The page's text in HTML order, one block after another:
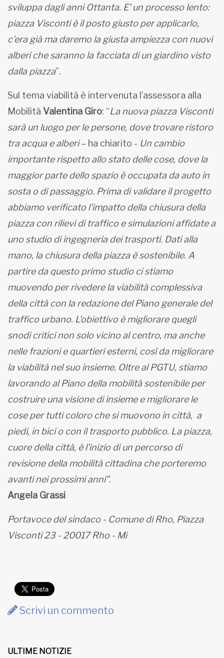
sviluppa dagli anni Ottanta. E’ un processo lento:
piazza Visconti è il posto giusto per applicarlo,
c’era già ma daremo la giusta ampiezza con nuovi
alberi che saranno la facciata di un giardino visto
dalla piazza”.
Sul tema viabilità è intervenuta l’assessora alla
Mobilità Valentina Giro: “La nuova piazza Visconti
sarà un luogo per le persone, dove trovare ristoro
tra acqua e alberi– ha chiarito - Un cambio
importante rispetto allo stato delle cose, dove la
maggior parte dello spazio è occupata da auto in
sosta o di passaggio. Prima di validare il progetto
abbiamo verificato l'impatto della chiusura della
piazza con rilievi di traffico e simulazioni affidate a
uno studio di ingegneria dei trasporti. Dati alla
mano, la chiusura della piazza è sostenibile. A
partire da questo primo studio ci stiamo
muovendo per rivedere la viabilità complessiva
della città con la redazione del Piano generale del
traffico urbano. L'obiettivo è migliorare quegli
snodi critici non solo vicino al centro, ma anche
nelle frazioni e quartieri esterni, così da migliorare
la viabilità nel suo insieme. Oltre al PGTU, stiamo
lavorando al Piano della mobilità sostenibile per
costruire una visione di insieme e migliorare le
cose per tutti coloro che si muovono in città, a
piedi, in bici o con il trasporto pubblico. La piazza,
cuore della città, è l'inizio di un percorso di
revisione della mobilità cittadina che porteremo
avanti nei prossimi anni”.
Angela Grassi
Portavoce del sindaco - Comune di Rho, Piazza
Visconti 23 - 20017 Rho - Mi
Scrivi un commento
ULTIME NOTIZIE